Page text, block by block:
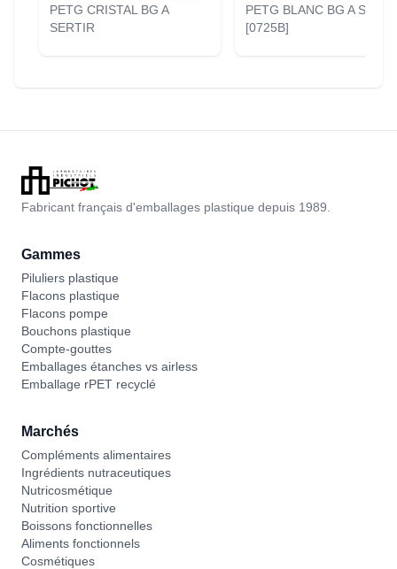
PETG CRISTAL BG A
SERTIR
PETG BLANC BG A
[0725B]
Fabricant français d'emballages plastique depuis 1989.
Gammes
Piluliers plastique
Flacons plastique
Flacons pompe
Bouchons plastique
Compte-gouttes
Emballages étanches vs airless
Emballage rPET recyclé
Marchés
Compléments alimentaires
Ingrédients nutraceutiques
Nutricosmétique
Nutrition sportive
Boissons fonctionnelles
Aliments fonctionnels
Cosmétiques